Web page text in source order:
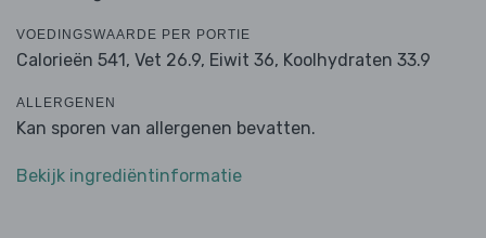
VOEDINGSWAARDE PER PORTIE
Calorieën 541, Vet 26.9, Eiwit 36, Koolhydraten 33.9
ALLERGENEN
Kan sporen van allergenen bevatten.
Bekijk ingrediëntinformatie